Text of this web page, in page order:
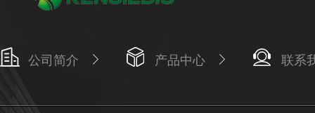
公司简介 产品中心 联系